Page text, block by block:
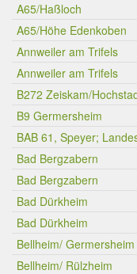
A65/Haßloch
A65/Höhe Edenkoben
Annweiler am Trifels
Annweiler am Trifels
B272 Zeiskam/
B9 Germersheim
BAB 61, Speyer;
Bad Bergzabern
Bad Bergzabern
Bad Dürkheim
Bad Dürkheim
Bellheim/ Germersheim
Bellheim/ Rülzheim